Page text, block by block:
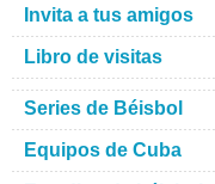
Invita a tus amigos
Libro de visitas
Series de Béisbol
Equipos de Cuba